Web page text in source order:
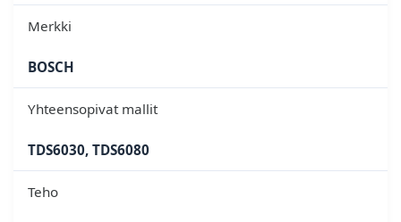
Merkki
BOSCH
Yhteensopivat mallit
TDS6030, TDS6080
Teho